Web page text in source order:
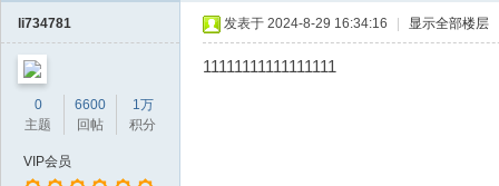
li734781
0
主题
6600
回帖
1万
积分
VIP会员
发表于 2024-8-29 16:34:16 显示全部楼层
11111111111111111